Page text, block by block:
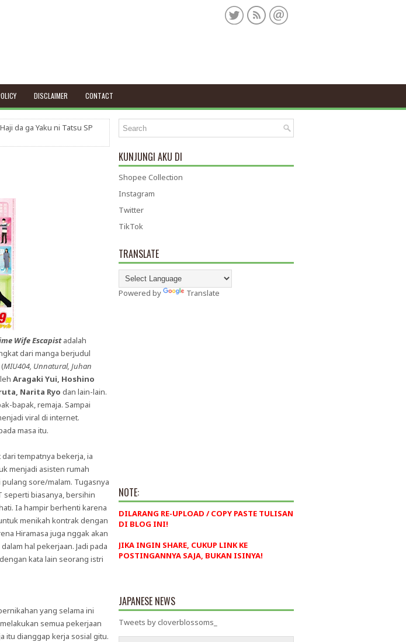
DISCLAIMER CONTACT
da ga Yaku ni Tatsu SP
Wife Escapistadalah
dari manga berjudul
(MIU404, Unnatural, Juhan
Aragaki Yui, Hoshino
Narita Ryo dan lain-lain.
bapak, remaja. Sampai
viral di internet.
masa itu.
tempatnya bekerja, ia
menjadi asisten rumah
sore/malam. Tugasnya
seperti biasanya, bersihin
Ia hampir berhenti karena
menikah kontrak dengan
Hiramasa juga nggak akan
hal pekerjaan. Jadi pada
kata lain seorang istri
yang selama ini
semua pekerjaan
itu dianggap kerja sosial gitu.
KUNJUNGI AKU DI
Shopee Collection
Instagram
Twitter
TikTok
TRANSLATE
Powered by Translate
NOTE:
DILARANG RE-UPLOAD / COPY PASTE TULISAN
DI BLOG INI!
JIKA INGIN SHARE, CUKUP LINK KE
POSTINGANNYA SAJA, BUKAN ISINYA!
JAPANESE NEWS
Tweets by cloverblossoms_